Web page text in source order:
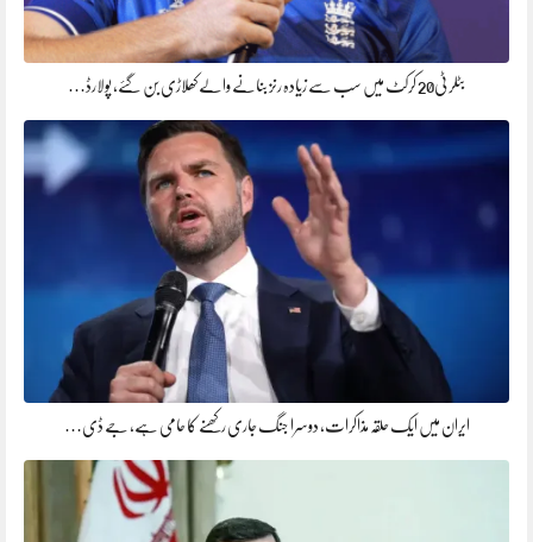
بٹلر ٹی20 کرکٹ میں سب سے زیادہ رنز بنانے والے کھلاڑی بن گئے، پولارڈ…
ایران میں ایک حلقہ مذاکرات، دوسرا جنگ جاری رکھنے کا حامی ہے، جے ڈی…